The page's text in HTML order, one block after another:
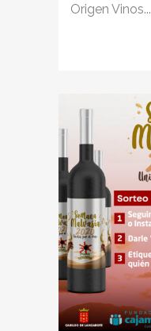
Origen Vinos...